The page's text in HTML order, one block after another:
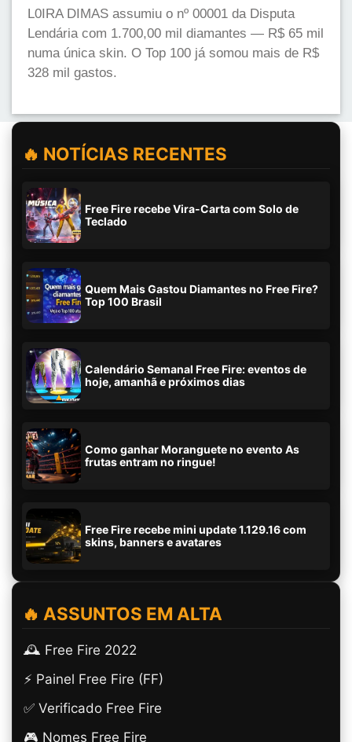
L0IRA DIMAS assumiu o nº 00001 da Disputa
Lendária com 1.700,00 mil diamantes — R$ 65 mil
numa única skin. O Top 100 já somou mais de R$
328 mil gastos.
🔥 NOTÍCIAS RECENTES
Free Fire recebe Vira-Carta com Solo de
Teclado
Quem Mais Gastou Diamantes no Free Fire?
Top 100 Brasil
Calendário Semanal Free Fire: eventos de
hoje, amanhã e próximos dias
Como ganhar Moranguete no evento As
frutas entram no ringue!
Free Fire recebe mini update 1.129.16 com
skins, banners e avatares
🔥 ASSUNTOS EM ALTA
🕰️ Free Fire 2022
⚡ Painel Free Fire (FF)
✅ Verificado Free Fire
🎮 Nomes Free Fire